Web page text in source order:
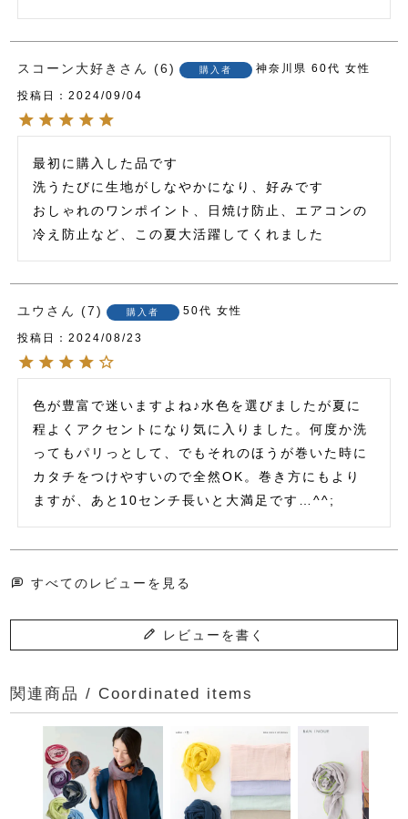
スコーン大好き 6 購入者 神奈川県 60代 女性
投稿日 2024/09/04
最初に購入した品です
洗うたびに生地がしなやかになり、好みです
おしゃれのワンポイント、日焼け防止、エアコンの
冷え防止など、この夏大活躍してくれました
ユウ 7 購入者 50代 女性
投稿日 2024/08/23
色が豊富で迷いますよね♪水色を選びましたが夏に
程よくアクセントになり気に入りました。何度か洗
ってもパリっとして、でもそれのほうが巻いた時に
カタチをつけやすいので全然OK。巻き方にもより
ますが、あと10センチ長いと大満足です…^^;
すべてのレビューを見る
レビューを書く
関連商品 / Coordinated items